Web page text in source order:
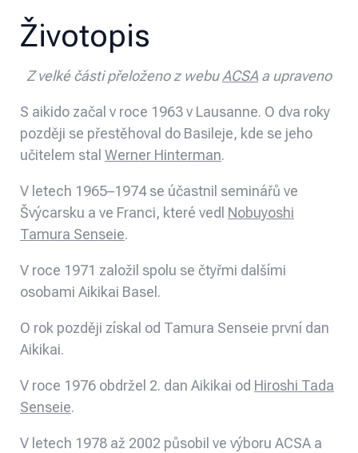
Životopis
Z velké části přeloženo z webuACSA a upraveno
S aikido začal v roce 1963 v Lausanne. O dva roky
později se přestěhoval do Basileje, kde se jeho
učitelem stal Werner Hinterman.
V letech 1965–1974 se účastnil seminářů ve
Švýcarsku a ve Franci, které vedl Nobuyoshi
Tamura Senseie.
V roce 1971 založil spolu se čtyřmi dalšími
osobami Aikikai Basel.
O rok později získal od Tamura Senseie první dan
Aikikai.
V roce 1976 obdržel 2. dan Aikikai od Hiroshi Tada
Senseie.
V letech 1978 až 2002 působil ve výboru ACSA a